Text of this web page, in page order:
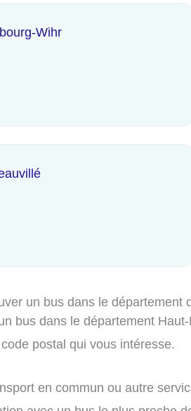
Wihr
un bus dans le département
bus dans le département
postal qui vous intéresse.
en commun ou autre